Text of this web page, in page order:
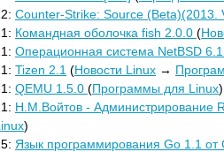
Counter-Strike: Source (Beta)(2013.
Командная оболочка fish 2.0.0 (
Операционная система NetBSD 6.1
Tizen 2.1 (Новости Linux →
QEMU 1.5.0 (Программы для Linux)
Н.М.Войтов - Администрирование
)
Язык программирования Go 1.1 от